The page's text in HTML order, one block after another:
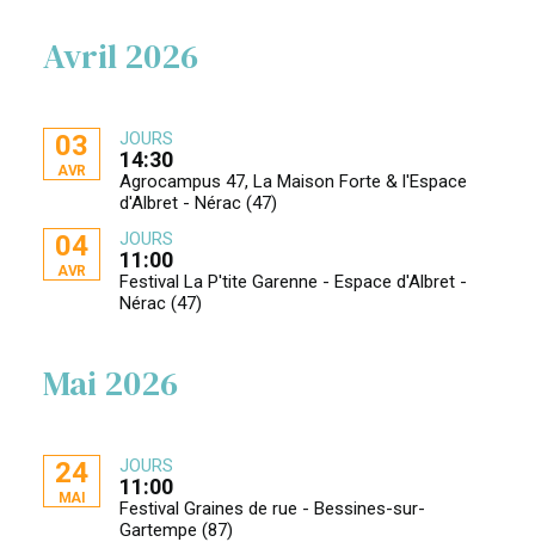
Avril 2026
03
AVR
JOURS
14:30
Agrocampus 47, La Maison Forte & l'Espace
d'Albret - Nérac (47)
04
AVR
JOURS
11:00
Festival La P'tite Garenne - Espace d'Albret -
Nérac (47)
Mai 2026
24
MAI
JOURS
11:00
Festival Graines de rue - Bessines-sur-
Gartempe (87)